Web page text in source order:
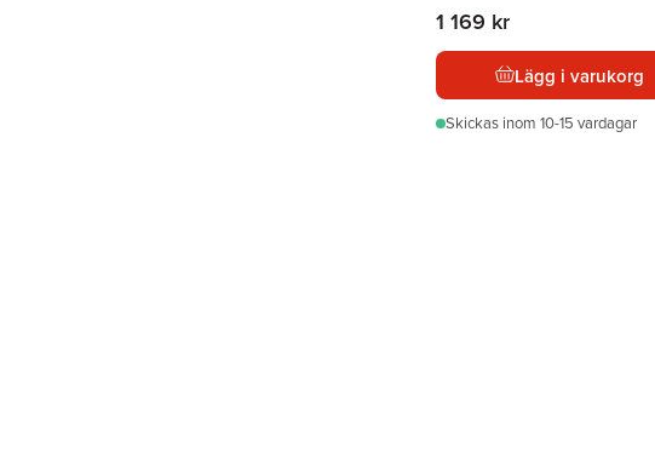
1 169 kr
Lägg i varukorg
Skickas inom 10-15 vardagar